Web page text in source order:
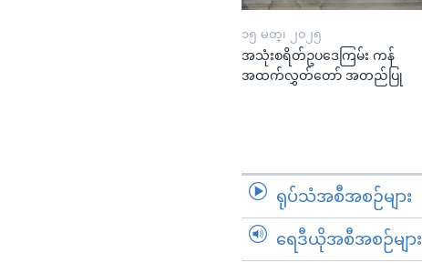
၁၅ မတ္၊ ၂၀၂၅
အသုံးစရိတ်ဥပဒေကြမ်း ကန်
အထက်လွှတ်တော် အတည်ပြု
ရုပ်သံအစီအစဉ်များ
ရေဒီယိုအစီအစဉ်များ